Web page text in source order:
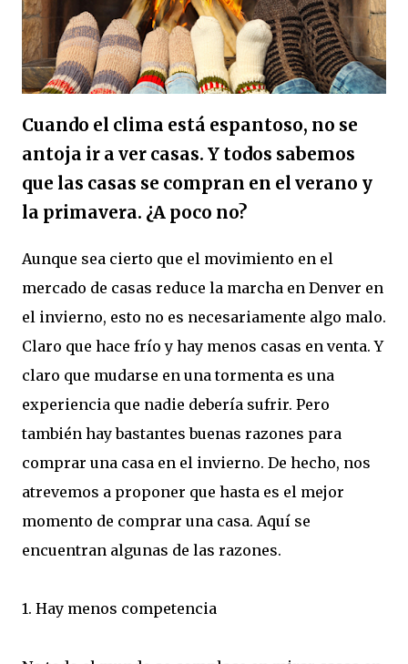
Cuando el clima está espantoso, no se
antoja ir a ver casas. Y todos sabemos
que las casas se compran en el verano y
la primavera. ¿A poco no?
Aunque sea cierto que el movimiento en el
mercado de casas reduce la marcha en Denver en
el invierno, esto no es necesariamente algo malo.
Claro que hace frío y hay menos casas en venta. Y
claro que mudarse en una tormenta es una
experiencia que nadie debería sufrir. Pero
también hay bastantes buenas razones para
comprar una casa en el invierno. De hecho, nos
atrevemos a proponer que hasta es el mejor
momento de comprar una casa. Aquí se
encuentran algunas de las razones.
1. Hay menos competencia